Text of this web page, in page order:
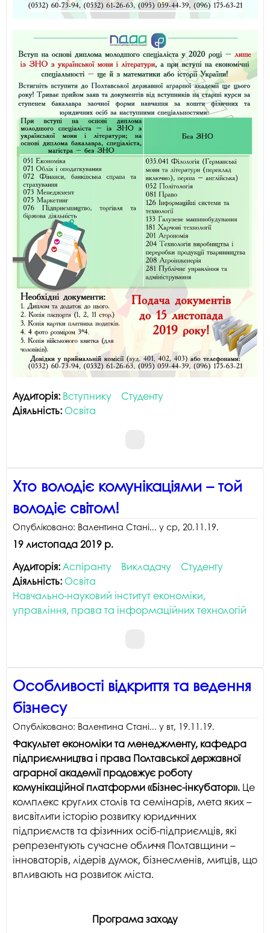
Аудиторія: Вступнику
Студенту
Діяльність: Освіта
Хто володіє комунікаціями – той
володіє світом!
Опубліковано: Валентина Стані... у ср, 20.11.19.
19 листопада 2019 р.
Аудиторія:Аспіранту Викладачу
Студенту
Діяльність: Освіта
Навчально-науковий інститут економіки,
управління, права та інформаційних технологій
Особливості відкриття та ведення
бізнесу
Опубліковано: Валентина Стані... у вт, 19.11.19.
Факультет економіки та менеджменту, кафедра
підприємництва і права Полтавської державної
аграрної академіїпродовжує роботу
комунікаційної платформи «Бізнес-інкубатор». Це
комплекс круглих столів та семінарів, мета яких –
висвітлити історію розвитку юридичних
підприємств та фізичних осіб-підприємців, які
репрезентують сучасне обличчя Полтавщини –
інноваторів, лідерів думок, бізнесменів, митців, що
впливають на розвиток міста.
Програма заходу